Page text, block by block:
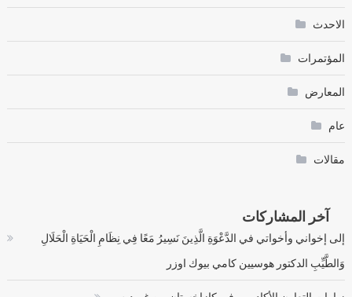
الاحدث
المؤتمرات
المعارض
عام
مقالات
آخر المشاركات
إلى إخواني وأخواتي في الدَّعْوَةِ الَّذِينَ نَسِيرُ مَعًا فِي نِظَامِ الْحَيَاةِ الْحَلَالِ
وَالطَّيِّبِ الدكتور هوسيين كامي بيوك اوزر